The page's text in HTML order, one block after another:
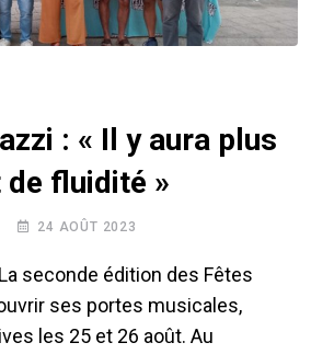
: « Il y aura plus
fluidité »
24 AOÛT 2023
seconde édition des Fêtes
ouvrir ses portes musicales,
les 25 et 26 août. Au